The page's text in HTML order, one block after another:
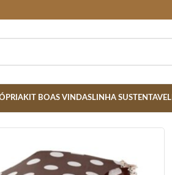
KIT BOAS VINDASLINHA SUSTENTAVEL